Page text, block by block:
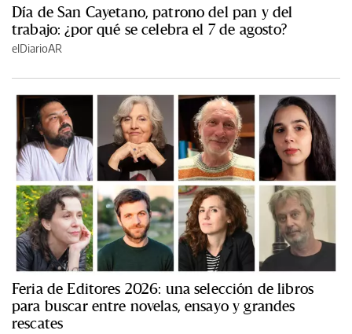
Día de San Cayetano, patrono del pan y del
trabajo: ¿por qué se celebra el 7 de agosto?
elDiarioAR
Feria de Editores 2026: una selección de libros
para buscar entre novelas, ensayo y grandes
rescates